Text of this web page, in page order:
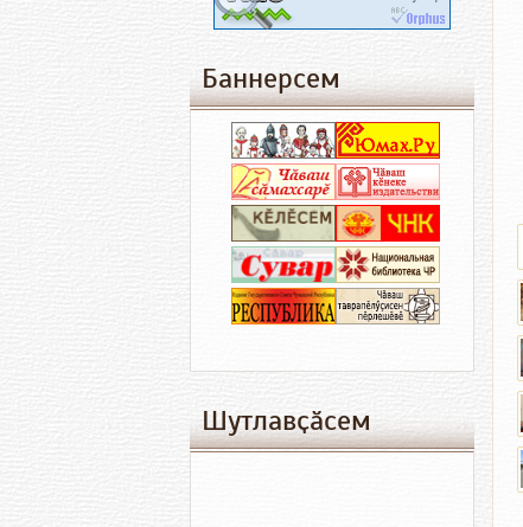
Баннерсем
Шутлавҫӑсем